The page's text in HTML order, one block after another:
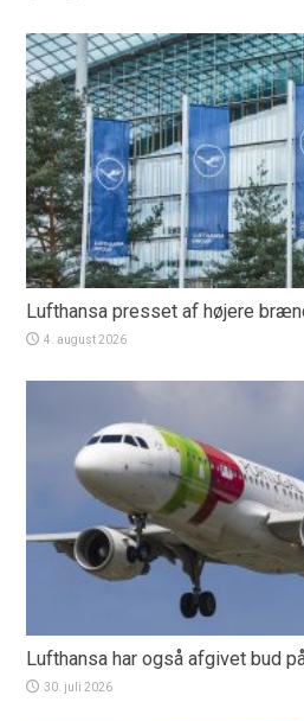
Lufthansa presset af højere
4. august 2026
Lufthansa har også afgivet bud
30. juli 2026